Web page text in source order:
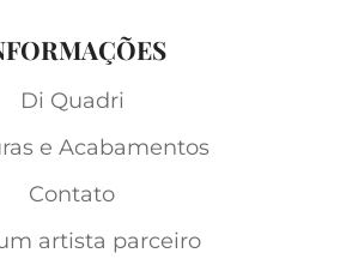
Di Quadri
e Acabamentos
Contato
artista parceiro